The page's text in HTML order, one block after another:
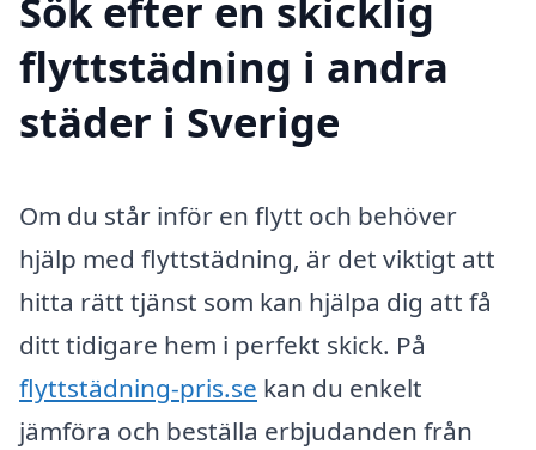
Sök efter en skicklig
flyttstädning i andra
städer i Sverige
Om du står inför en flytt och behöver
hjälp med flyttstädning, är det viktigt att
hitta rätt tjänst som kan hjälpa dig att få
ditt tidigare hem i perfekt skick. På
flyttstädning-pris.se kan du enkelt
jämföra och beställa erbjudanden från